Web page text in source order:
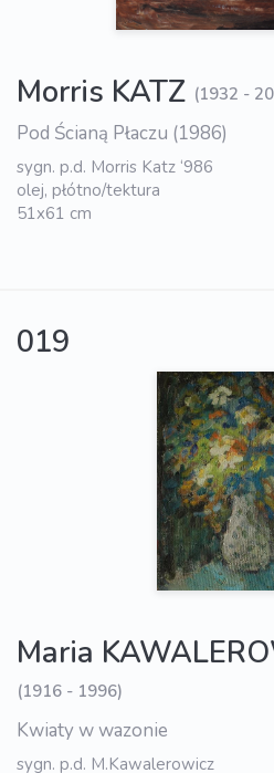
Morris KATZ (1932 -
Pod Ścianą Płaczu (1986)
sygn. p.d. Morris Katz ‘986
olej, płótno/tektura
51x61 cm
019
Maria
(1916 - 1996)
Kwiaty w wazonie
sygn. p.d. M.Kawalerowicz